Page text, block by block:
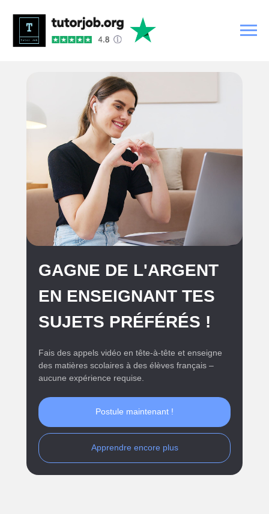
GAGNE DE L'ARGENT
EN ENSEIGNANT TES
SUJETS PRÉFÉRÉS !
Fais des appels vidéo en tête-à-tête et enseigne
des matières scolaires à des élèves français –
aucune expérience requise.
Postule maintenant !
Apprendre encore plus